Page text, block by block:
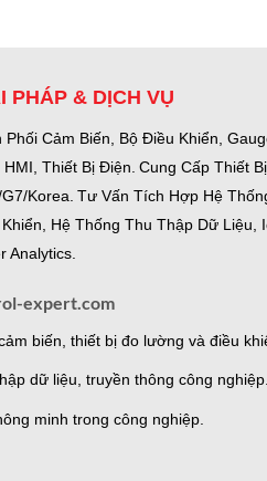
PHÁP & DỊCH VỤ
Phối Cảm Biến, Bộ Điều Khiển,
HMI, Thiết Bị Điện. Cung Cấp Thiết
Korea. Tư Vấn Tích Hợp Hệ
Hệ Thống Thu Thập Dữ Liệu,
Analytics.
expert.com
biến, thiết bị đo lường và điều
dữ liệu, truyền thông công nghiệp.
minh trong công nghiệp.